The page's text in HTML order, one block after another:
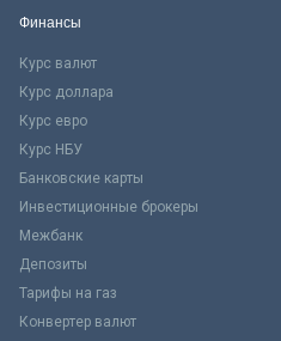
Финансы
Курс валют
Курс доллара
Курс евро
Курс НБУ
Банковские карты
Инвестиционные брокеры
Межбанк
Депозиты
Тарифы на газ
Конвертер валют